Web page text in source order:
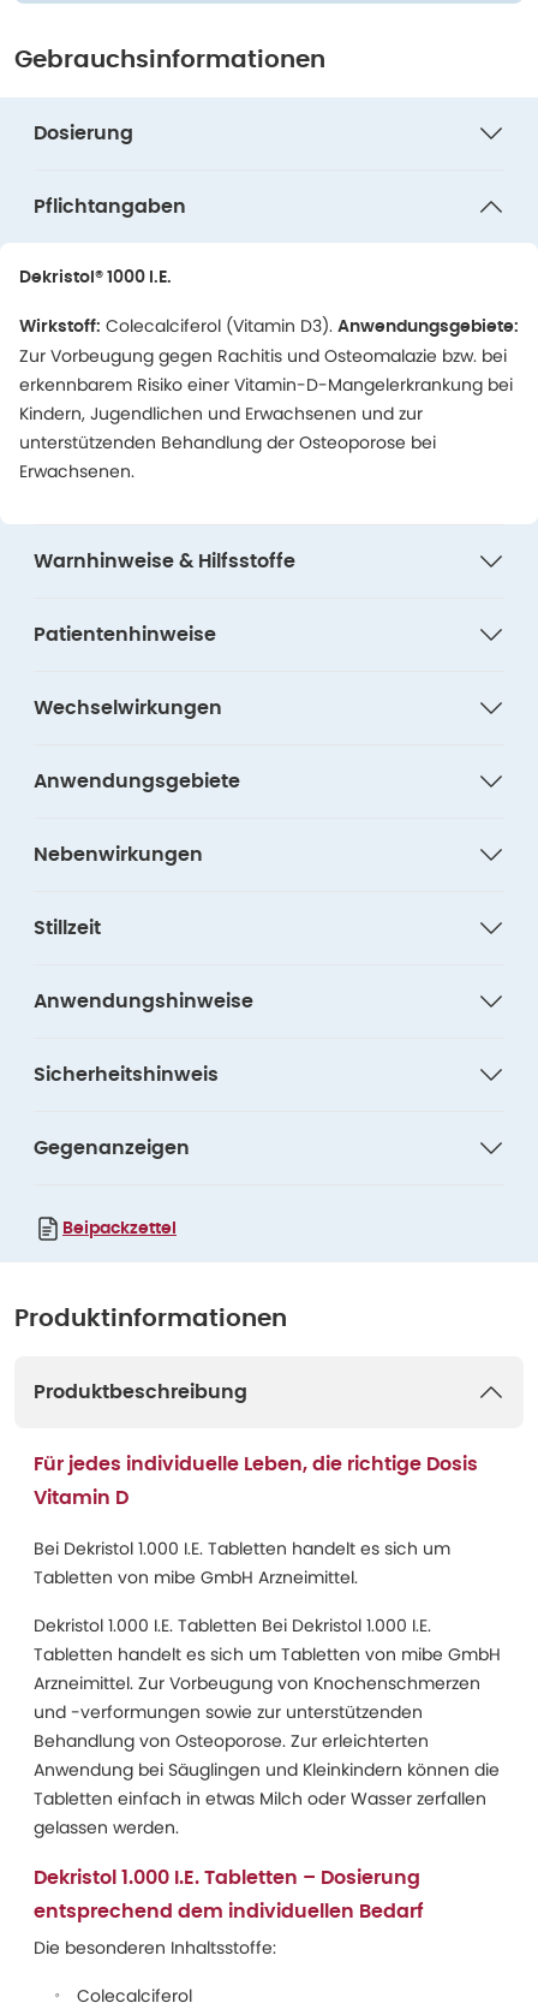
Gebrauchsinformationen
Dosierung
Pflichtangaben
Dekristol® 1000 I.E.
Wirkstoff: Colecalciferol (Vitamin D3). Anwendungsgebiete:
Zur Vorbeugung gegen Rachitis und Osteomalazie bzw. bei
erkennbarem Risiko einer Vitamin-D-Mangelerkrankung bei
Kindern, Jugendlichen und Erwachsenen und zur
unterstützenden Behandlung der Osteoporose bei
Erwachsenen.
Warnhinweise & Hilfsstoffe
Patientenhinweise
Wechselwirkungen
Anwendungsgebiete
Nebenwirkungen
Stillzeit
Anwendungshinweise
Sicherheitshinweis
Gegenanzeigen
Beipackzettel
Produktinformationen
Produktbeschreibung
Für jedes individuelle Leben, die richtige Dosis
Vitamin D
Bei Dekristol 1.000 I.E. Tabletten handelt es sich um
Tabletten von mibe GmbH Arzneimittel.
Dekristol 1.000 I.E. Tabletten Bei Dekristol 1.000 I.E.
Tabletten handelt es sich um Tabletten von mibe GmbH
Arzneimittel. Zur Vorbeugung von Knochenschmerzen
und -verformungen sowie zur unterstützenden
Behandlung von Osteoporose. Zur erleichterten
Anwendung bei Säuglingen und Kleinkindern können die
Tabletten einfach in etwas Milch oder Wasser zerfallen
gelassen werden.
Dekristol 1.000 I.E. Tabletten – Dosierung
entsprechend dem individuellen Bedarf
Die besonderen Inhaltsstoffe:
Colecalciferol